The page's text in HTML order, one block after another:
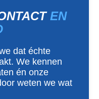
EN
dat échte
We kennen
én onze
weten we wat